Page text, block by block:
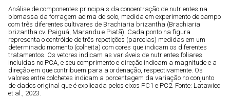
Análise de componentes principais da concentração de nutrientes na
biomassa da forragem acima do solo, medida em experimento de campo
com três diferentes cultivares de Brachiaria brizantha (Brachiaria
brizantha cv. Paiguá, Marandu e Piatã). Cada ponto na figura
representa o centróide de três repetições (parcelas) medidas em um
determinado momento (colheita) com cores que indicam os diferentes
tratamentos. Os vetores indicam as variáveis ​​de nutrientes foliares
incluídas no PCA, e seu comprimento e direção indicam a magnitude e a
direção em que contribuem para a ordenação, respectivamente. Os
valores entre colchetes indicam a porcentagem da variação no conjunto
de dados original que é explicada pelos eixos PC1 e PC2. Fonte: Latawiec
et al., 2023.